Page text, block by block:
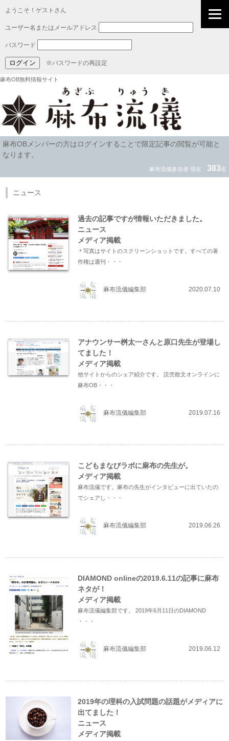
ようこそ！ゲストさん
ユーザー名またはメールアドレス
パスワード
※パスワードの再設定
麻布OB無料情報サイト
麻布OBメンバーの方はログインすることで限定記事の閲覧が可能と
なります。
麻布流儀参加者 現在 383名
ニュース
過去の記事ですが情報いただきました。
ニュース
メディア掲載
＊写真はサイトのスクリーンショットです。すべての著
作権は週刊・・・
麻布流儀編集部 2020.07.10
アナウンサー桝太一さんと原口先生が登場し
てました！
メディア掲載
他サイトからのシェア紹介です。 読売散文オンラインに
麻布OB・・・
麻布流儀編集部 2019.07.16
こどもまなびラボに麻布の先生が。
メディア掲載
麻布流儀です。麻布の先生がインタビューに出ていたの
でシェアし・・・
麻布流儀編集部 2019.06.26
DIAMOND onlineの2019.6.11の記事に麻布
ネタが！
メディア掲載
麻布流儀編集部です。 2019年6月11日のDIAMOND
・・・
麻布流儀編集部 2019.06.12
2019年の理科の入試問題の話題がメディアに
出てました！
ニュース
メディア掲載